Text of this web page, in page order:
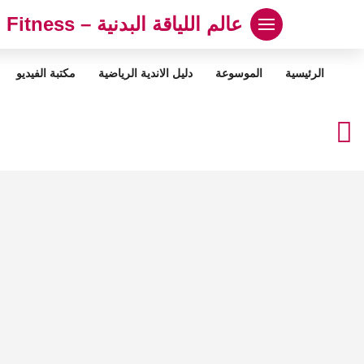
عالم اللياقة البدنية – Abood Fitness
الرئيسية الموسوعة دليل الاندية الرياضية مكتبة الفيديو